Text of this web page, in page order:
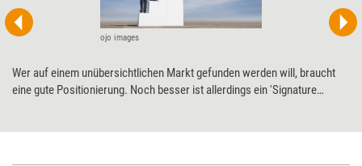
ojo images
Wer auf einem unübersichtlichen Markt gefunden werden will, braucht
eine gute Positionierung. Noch besser ist allerdings ein 'Signature